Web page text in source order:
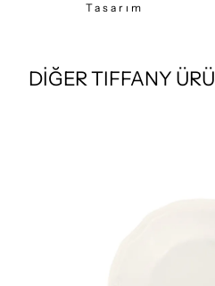
Tasarım
DİĞER TIFFANY